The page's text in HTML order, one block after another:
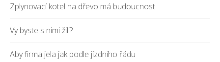
Zplynovací kotel na dřevo má budoucnost
Vy byste s nimi žili?
Aby firma jela jak podle jízdního řádu